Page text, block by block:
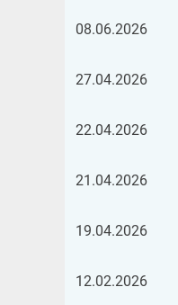
08.06.2026
27.04.2026
22.04.2026
21.04.2026
19.04.2026
12.02.2026